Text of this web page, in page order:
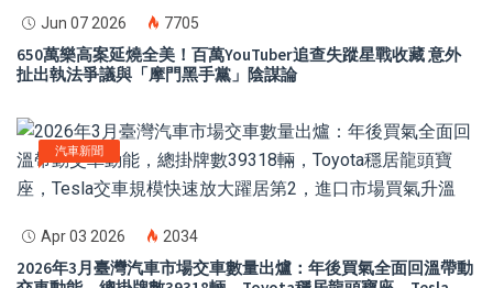
Jun 07 2026 7705
650萬樂高案延燒全美！百萬YouTuber追查失蹤星戰收藏 意外
扯出執法爭議與「摩門黑手黨」陰謀論
汽車新聞
Apr 03 2026 2034
2026年3月臺灣汽車市場交車數量出爐：年後買氣全面回溫帶動